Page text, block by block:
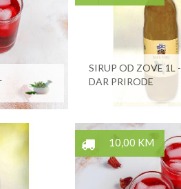
SIRUP OD ZOVE 1L -
DAR PRIRODE
10,00 KM